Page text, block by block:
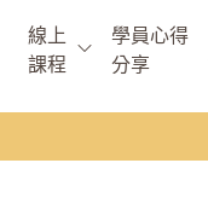
線上
課程
學員心得
分享